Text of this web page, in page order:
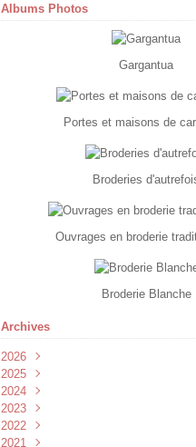
Albums Photos
Gargantua
Portes et maisons de
Broderies
Ouvrages en broderie
Broderie Blanche
Archives
2026
Février
Janvier
2025
Février
2024
Novembre
Septembre
Avril
2023
Juillet
Juin
2022
Novembre
2021